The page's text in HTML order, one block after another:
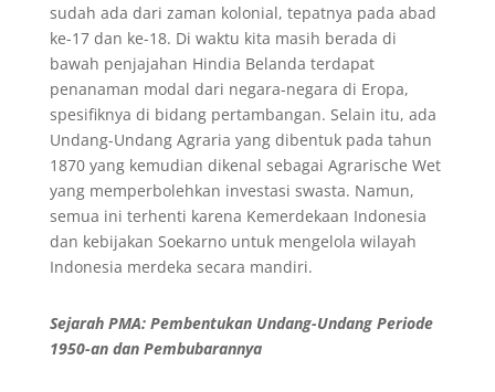
sudah ada dari zaman kolonial, tepatnya pada abad
ke-17 dan ke-18. Di waktu kita masih berada di
bawah penjajahan Hindia Belanda terdapat
penanaman modal dari negara-negara di Eropa,
spesifiknya di bidang pertambangan. Selain itu, ada
Undang-Undang Agraria yang dibentuk pada tahun
1870 yang kemudian dikenal sebagai Agrarische Wet
yang memperbolehkan investasi swasta. Namun,
semua ini terhenti karena Kemerdekaan Indonesia
dan kebijakan Soekarno untuk mengelola wilayah
Indonesia merdeka secara mandiri.
Sejarah PMA: Pembentukan Undang-Undang Periode
1950-an dan Pembubarannya